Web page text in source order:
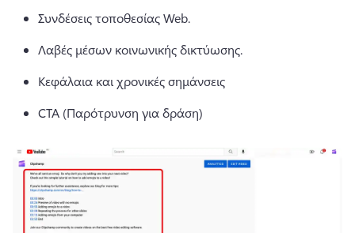
Συνδέσεις τοποθεσίας Web.
Λαβές μέσων κοινωνικής δικτύωσης.
Κεφάλαια και χρονικές σημάνσεις
CTA (Παρότρυνση για δράση)